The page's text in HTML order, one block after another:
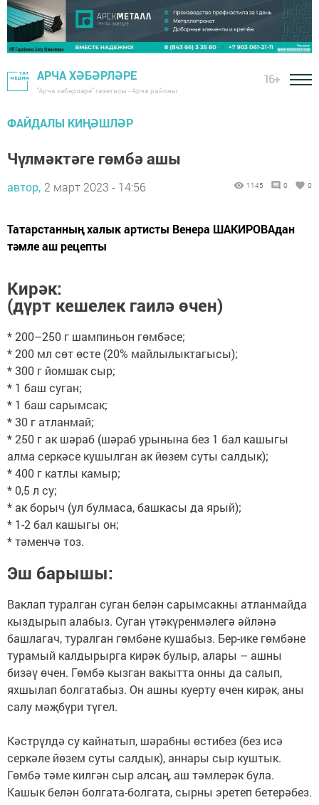
АРЧА ХӘБӘРЛӘРЕ
"Арча хәбәрләре" газетасы - Арча районы
16+
ФАЙДАЛЫ КИҢӘШЛӘР
Чүлмәктәге гөмбә ашы
автор, 2 март 2023 - 14:56 1145 0 0
Татарстанның халык артисты Венера ШАКИРОВАдан
тәмле аш рецепты
Кирәк:
(дүрт кешелек гаилә өчен)
* 200–250 г шампиньон гөмбәсе;
* 200 мл сөт өсте (20% майлылыктагысы);
* 300 г йомшак сыр;
* 1 баш суган;
* 1 баш сарымсак;
* 30 г атланмай;
* 250 г ак шәраб (шәраб урынына без 1 бал кашыгы
алма серкәсе кушылган ак йөзем суты салдык);
* 400 г катлы камыр;
* 0,5 л су;
* ак борыч (ул булмаса, башкасы да ярый);
* 1-2 бал кашыгы он;
* тәменчә тоз.
Эш барышы:
Ваклап туралган суган белән сарымсакны атланмайда
кыздырып алабыз. Суган үтәкүренмәлегә әйләнә
башлагач, туралган гөмбәне кушабыз. Бер-ике гөмбәне
турамый калдырырга кирәк булыр, алары – ашны
бизәү өчен. Гөмбә кызган вакытта онны да салып,
яхшылап болгатабыз. Он ашны куерту өчен кирәк, аны
салу мәҗбүри түгел.
Кәстрүлдә су кайнатып, шәрабны өстибез (без исә
серкәле йөзем суты салдык), аннары сыр куштык.
Гөмбә тәме килгән сыр алсаң, аш тәмлерәк була.
Кашык белән болгата-болгата, сырны эретеп бетерәбез.